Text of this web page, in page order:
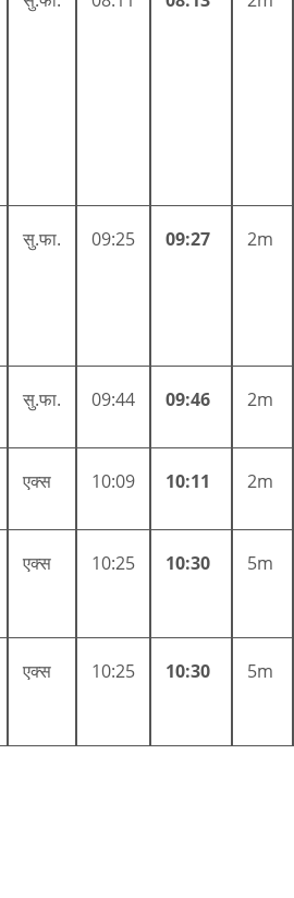
सु.फा. 09:25 09:27 2m
सु.फा. 09:44 09:46 2m
एक्स 10:09 10:11 2m
एक्स 10:25 10:30 5m
एक्स 10:25 10:30 5m